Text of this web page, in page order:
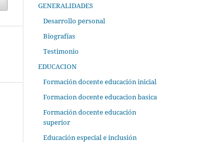
GENERALIDADES
Desarrollo personal
Biografías
Testimonio
EDUCACION
Formación docente educación inicial
Formacion docente educacion basica
Formación docente educación
superior
Educación especial e inclusión